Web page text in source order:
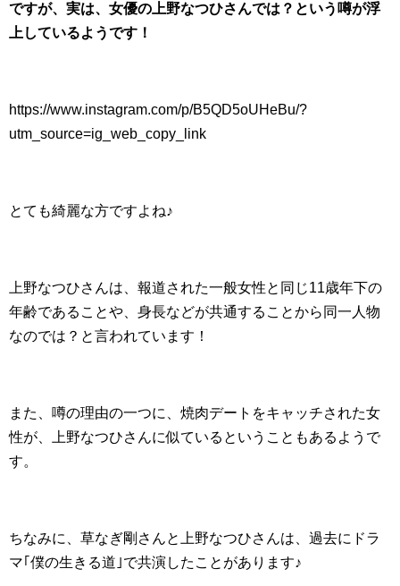
ですが、実は、女優の上野なつひさんでは？という噂が浮
上しているようです！
https://www.instagram.com/p/B5QD5oUHeBu/?
utm_source=ig_web_copy_link
とても綺麗な方ですよね♪
上野なつひさんは、報道された一般女性と同じ11歳年下の
年齢であることや、身長などが共通することから同一人物
なのでは？と言われています！
また、噂の理由の一つに、焼肉デートをキャッチされた女
性が、上野なつひさんに似ているということもあるようで
す。
ちなみに、草なぎ剛さんと上野なつひさんは、過去にドラ
マ｢僕の生きる道｣で共演したことがあります♪